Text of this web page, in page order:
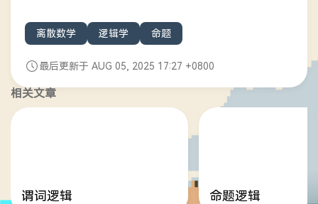
离散数学 逻辑学 命题
最后更新于 AUG 05, 2025 17:27 +0800
相关文章
谓词逻辑 命题逻辑